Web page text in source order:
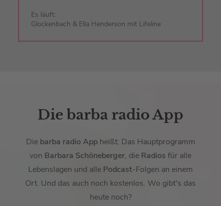
Es läuft:
Glockenbach & Ella Henderson mit Lifeline
Die barba radio App
Diebarba radio Appheißt: Das Hauptprogramm
von Barbara Schöneberger, die Radios für alle
Lebenslagen und alle Podcast-Folgen an einem
Ort. Und das auch noch kostenlos. Wo gibt's das
heute noch?